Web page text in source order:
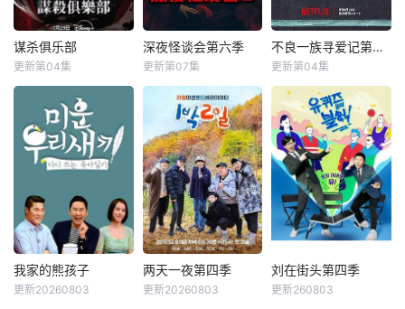
谋杀俱乐部
&nbsp;&nbsp;&nb
sp;&nbsp;&nbsp;&
nbsp;&nbsp;&nbs
Faker、东方神起
的最强昌珉、TXT
的杋圭等神级阵容
破天荒集结，同场
大玩推理游戏！面
对真真假假的线索
谋杀俱乐部
更新第04集
深夜怪谈会第六季
金浩英
深夜怪谈会第六季
更新第07集
不良一族寻爱记第二季
永野
&nbsp;&nbsp;&nb
sp;&nbsp;&nbsp;&
nbsp;&nbsp;&nbs
p;&nbsp;本季将舞
台搬到了阳光明媚
的冲绳，来自日本
各地的暴走族与不
校。他们将带着各
自复杂的过去在海
不良一族寻爱记第二季
更新第04集
我家的熊孩子
我家的熊孩子
更新20260803
两天一夜第四季
两天一夜第四季
更新20260803
刘在街头第四季
刘在街头第四季
更新260803